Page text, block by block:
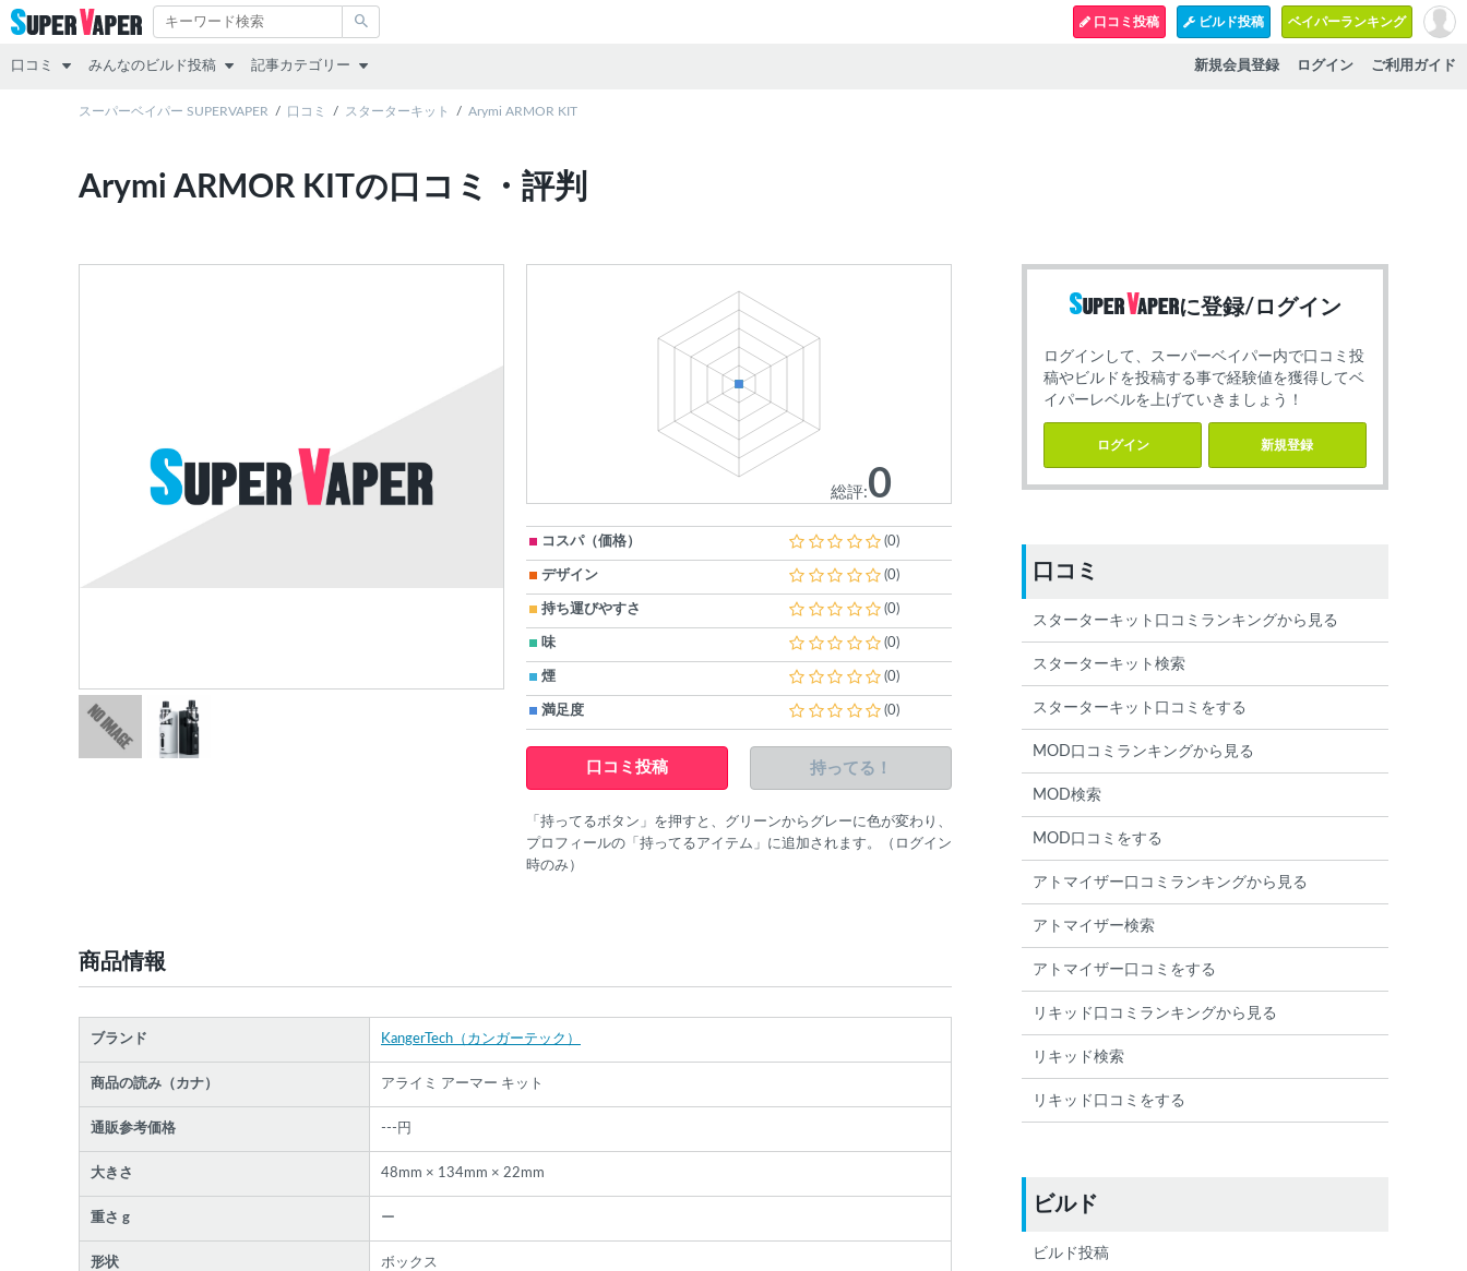
口コミ投稿 ビルド投稿 ベイパーランキング
ご利用ガイド
ログイン
新規会員登録
口コミ
スターターキット
みんなのビルド投稿
RDA
RDTA
記事カテゴリー
その他
POD
スーパーベイパー SUPERVAPER 口コミ スターターキット Arymi ARMOR KIT
Arymi ARMOR KITの口コミ・評判
総評:0
コスパ（価格） (0)
デザイン (0)
持ち運びやすさ (0)
味 (0)
煙 (0)
満足度 (0)
口コミ投稿 持ってる！
「持ってるボタン」を押すと、グリーンからグレーに色が変わり、
プロフィールの「持ってるアイテム」に追加されます。（ログイン
時のみ）
商品情報
ブランド KangerTech（カンガーテック）
商品の読み（カナ） アライミ アーマー キット
通販参考価格 ---円
大きさ 48mm × 134mm × 22mm
重さ g ー
形状 ボックス
に登録/ログイン
ログインして、スーパーベイパー内で口コミ投
稿やビルドを投稿する事で経験値を獲得してベ
イパーレベルを上げていきましょう！
ログイン 新規登録
口コミ
スターターキット口コミランキングから見る
スターターキット検索
スターターキット口コミをする
MOD口コミランキングから見る
MOD検索
MOD口コミをする
アトマイザー口コミランキングから見る
アトマイザー検索
アトマイザー口コミをする
リキッド口コミランキングから見る
リキッド検索
リキッド口コミをする
ビルド
ビルド投稿
絞り込み検索